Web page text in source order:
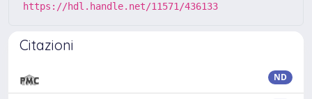
https://hdl.handle.net/11571/436133
Citazioni
ND